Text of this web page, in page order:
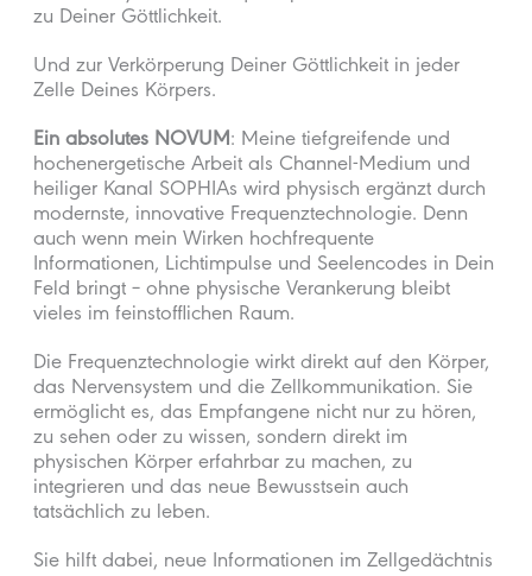
zu Deiner Göttlichkeit.
Und zur Verkörperung Deiner Göttlichkeit in jeder
Zelle Deines Körpers.
Ein absolutes NOVUM: Meine tiefgreifende und
hochenergetische Arbeit als Channel-Medium und
heiliger Kanal SOPHIAs wird physisch ergänzt durch
modernste, innovative Frequenztechnologie. Denn
auch wenn mein Wirken hochfrequente
Informationen, Lichtimpulse und Seelencodes in Dein
Feld bringt – ohne physische Verankerung bleibt
vieles im feinstofflichen Raum.
Die Frequenztechnologie wirkt direkt auf den Körper,
das Nervensystem und die Zellkommunikation. Sie
ermöglicht es, das Empfangene nicht nur zu hören,
zu sehen oder zu wissen, sondern direkt im
physischen Körper erfahrbar zu machen, zu
integrieren und das neue Bewusstsein auch
tatsächlich zu leben.
Sie hilft dabei, neue Informationen im Zellgedächtnis